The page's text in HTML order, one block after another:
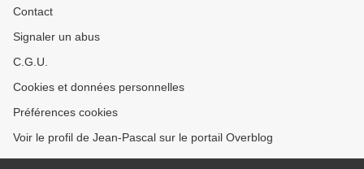
Contact
Signaler un abus
C.G.U.
Cookies et données personnelles
Préférences cookies
Voir le profil de Jean-Pascal sur le portail Overblog